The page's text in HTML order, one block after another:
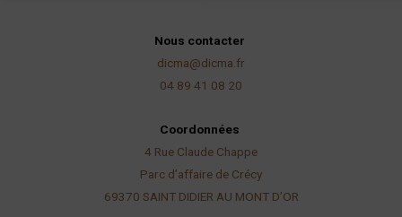
Nous contacter
dicma@dicma.fr
04 89 41 08 20
Coordonnées
4 Rue Claude Chappe
Parc d’affaire de Crécy
69370 SAINT DIDIER AU MONT D’OR